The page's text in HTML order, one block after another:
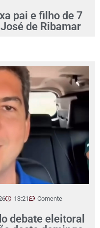
pai e filho de 7
de Ribamar
13:21 Comente
debate eleitoral